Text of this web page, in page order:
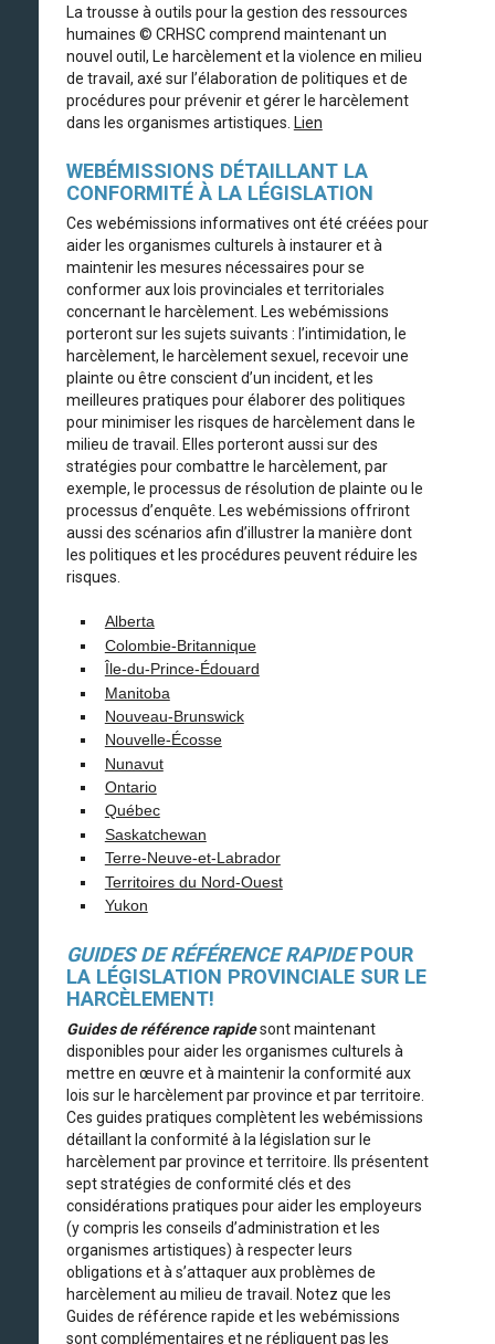
La trousse à outils pour la gestion des ressources
humaines © CRHSC comprend maintenant un
nouvel outil, Le harcèlement et la violence en milieu
de travail, axé sur l’élaboration de politiques et de
procédures pour prévenir et gérer le harcèlement
dans les organismes artistiques. Lien
WEBÉMISSIONS DÉTAILLANT LA
CONFORMITÉ À LA LÉGISLATION
Ces webémissions informatives ont été créées pour
aider les organismes culturels à instaurer et à
maintenir les mesures nécessaires pour se
conformer aux lois provinciales et territoriales
concernant le harcèlement. Les webémissions
porteront sur les sujets suivants : l’intimidation, le
harcèlement, le harcèlement sexuel, recevoir une
plainte ou être conscient d’un incident, et les
meilleures pratiques pour élaborer des politiques
pour minimiser les risques de harcèlement dans le
milieu de travail. Elles porteront aussi sur des
stratégies pour combattre le harcèlement, par
exemple, le processus de résolution de plainte ou le
processus d’enquête. Les webémissions offriront
aussi des scénarios afin d’illustrer la manière dont
les politiques et les procédures peuvent réduire les
risques.
Alberta
Colombie-Britannique
Île-du-Prince-Édouard
Manitoba
Nouveau-Brunswick
Nouvelle-Écosse
Nunavut
Ontario
Québec
Saskatchewan
Terre-Neuve-et-Labrador
Territoires du Nord-Ouest
Yukon
GUIDES DE RÉFÉRENCE RAPIDEPOUR
LA LÉGISLATION PROVINCIALE SUR LE
HARCÈLEMENT!
Guides de référence rapidesont maintenant
disponibles pour aider les organismes culturels à
mettre en œuvre et à maintenir la conformité aux
lois sur le harcèlement par province et par territoire.
Ces guides pratiques complètent les webémissions
détaillant la conformité à la législation sur le
harcèlement par province et territoire. Ils présentent
sept stratégies de conformité clés et des
considérations pratiques pour aider les employeurs
(y compris les conseils d’administration et les
organismes artistiques) à respecter leurs
obligations et à s’attaquer aux problèmes de
harcèlement au milieu de travail. Notez que les
Guides de référence rapide et les webémissions
sont complémentaires et ne répliquent pas les